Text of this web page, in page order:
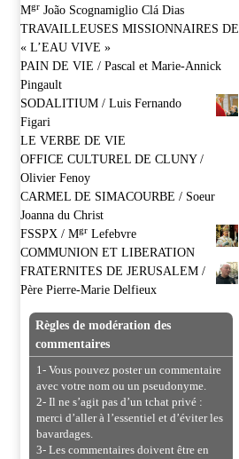
Mgr João Scognamiglio Clá Dias
TRAVAILLEUSES MISSIONNAIRES DE
« L’EAU VIVE »
PAIN DE VIE / Pascal et Marie-Annick
Pingault
SODALITIUM / Luis Fernando
Figari
LE VERBE DE VIE
OFFICE CULTUREL DE CLUNY /
Olivier Fenoy
CARMEL DE SIMACOURBE / Soeur
Joanna du Christ
FSSPX / Mgr Lefebvre
COMMUNION ET LIBERATION
FRATERNITES DE JERUSALEM /
Père Pierre-Marie Delfieux
Règles de modération des
commentaires
1- Vous pouvez poster un commentaire
avec votre nom ou un pseudonyme.
2- Il ne s’agit pas d’un tchat privé :
merci d’aller à l’essentiel et d’éviter les
bavardages.
3- Les commentaires doivent être en